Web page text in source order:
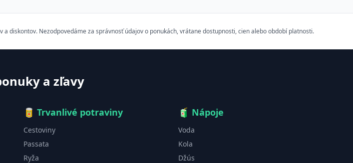
diskontov. Nezodpovedáme za správnosť údajov o ponukách, vrátane dostupnosti, cien alebo období platnosti.
a zľavy
🥫 Trvanlivé potraviny
Cestoviny
Passata
Ryža
🧃 Nápoje
Voda
Kola
Džús